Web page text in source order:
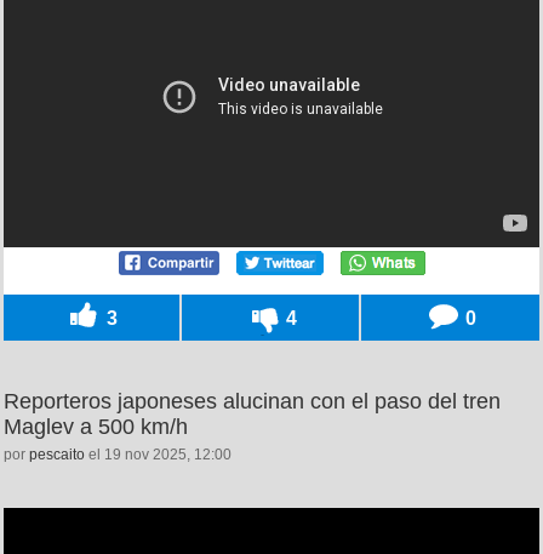
3 4 0
Reporteros japoneses alucinan con el paso del tren
Maglev a 500 km/h
por pescaito el 19 nov 2025, 12:00